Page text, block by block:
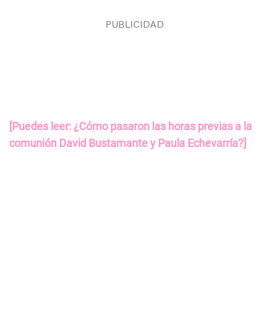
[Puedes leer: ¿Cómo pasaron las horas previas a la
comunión David Bustamante y Paula Echevarría?]